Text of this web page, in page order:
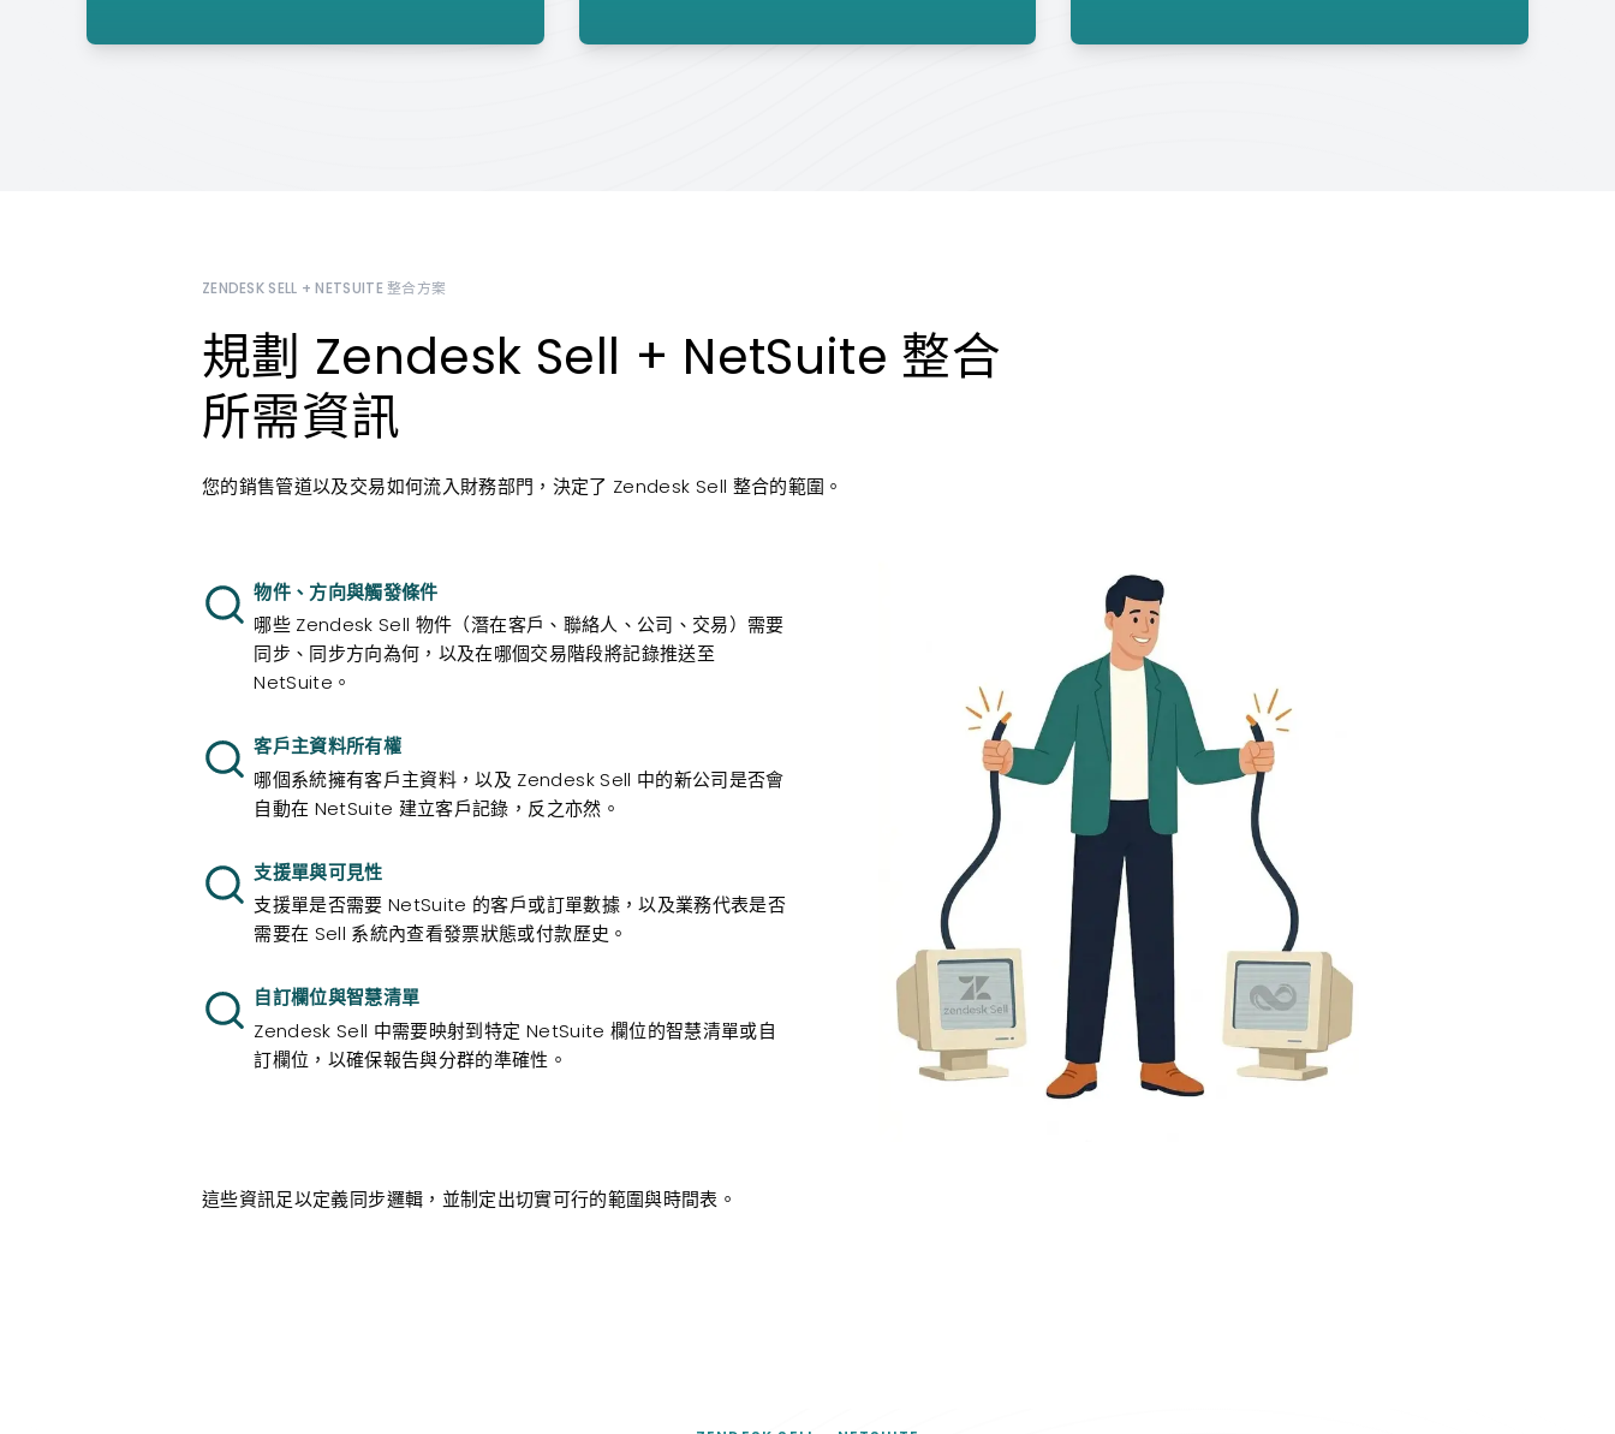
ZENDESK SELL + NETSUITE 整合方案
規劃 Zendesk Sell + NetSuite 整合
所需資訊
您的銷售管道以及交易如何流入財務部門，決定了 Zendesk Sell 整合的範圍。
物件、方向與觸發條件
哪些 Zendesk Sell 物件（潛在客戶、聯絡人、公司、交易）需要
同步、同步方向為何，以及在哪個交易階段將記錄推送至
NetSuite。
客戶主資料所有權
哪個系統擁有客戶主資料，以及 Zendesk Sell 中的新公司是否會
自動在 NetSuite 建立客戶記錄，反之亦然。
支援單與可見性
支援單是否需要 NetSuite 的客戶或訂單數據，以及業務代表是否
需要在 Sell 系統內查看發票狀態或付款歷史。
自訂欄位與智慧清單
Zendesk Sell 中需要映射到特定 NetSuite 欄位的智慧清單或自
訂欄位，以確保報告與分群的準確性。
這些資訊足以定義同步邏輯，並制定出切實可行的範圍與時間表。